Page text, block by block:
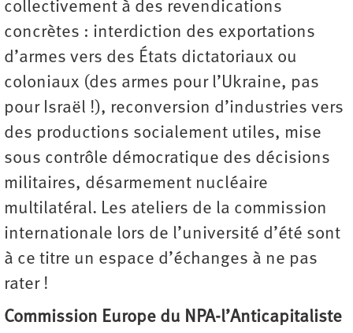
collectivement à des revendications
concrètes : interdiction des exportations
d’armes vers des États dictatoriaux ou
coloniaux (des armes pour l’Ukraine, pas
pour Israël !), reconversion d’industries vers
des productions socialement utiles, mise
sous contrôle démocratique des décisions
militaires, désarmement nucléaire
multilatéral. Les ateliers de la commission
internationale lors de l’université d’été sont
à ce titre un espace d’échanges à ne pas
rater !
Commission Europe du NPA-l’Anticapitaliste